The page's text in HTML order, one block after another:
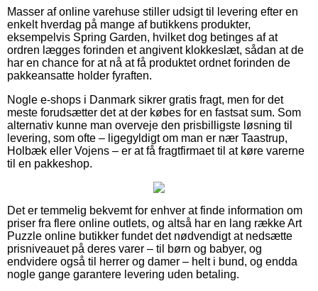
Masser af online varehuse stiller udsigt til levering efter en
enkelt hverdag på mange af butikkens produkter,
eksempelvis Spring Garden, hvilket dog betinges af at
ordren lægges forinden et angivent klokkeslæt, sådan at de
har en chance for at nå at få produktet ordnet forinden de
pakkeansatte holder fyraften.
Nogle e-shops i Danmark sikrer gratis fragt, men for det
meste forudsætter det at der købes for en fastsat sum. Som
alternativ kunne man overveje den prisbilligste løsning til
levering, som ofte – ligegyldigt om man er nær Taastrup,
Holbæk eller Vojens – er at få fragtfirmaet til at køre varerne
til en pakkeshop.
Det er temmelig bekvemt for enhver at finde information om
priser fra flere online outlets, og altså har en lang række Art
Puzzle online butikker fundet det nødvendigt at nedsætte
prisniveauet på deres varer – til børn og babyer, og
endvidere også til herrer og damer – helt i bund, og endda
nogle gange garantere levering uden betaling.